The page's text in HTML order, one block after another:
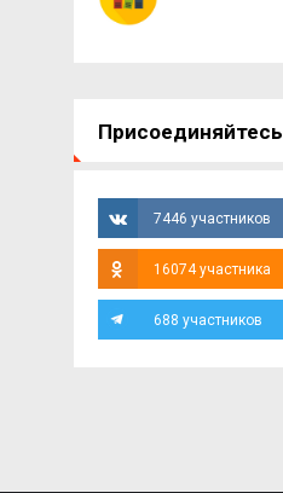
Присоединяйтесь
7446 участников
16074 участника
688 участников